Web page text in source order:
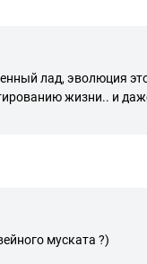
лад, эволюция
жизни.. и
муската ?)